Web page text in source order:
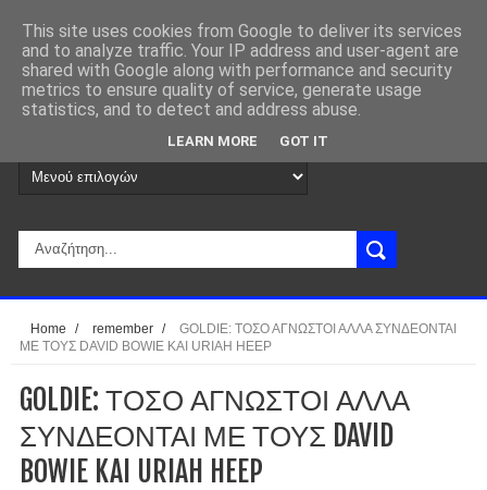
Home / remember /
GOLDIE: ΤΟΣΟ ΑΓΝΩΣΤΟΙ ΑΛΛΑ ΣΥΝΔΕΟΝΤΑΙ
ΜΕ ΤΟΥΣ DAVID BOWIE KAI URIAH HEEP
GOLDIE: ΤΟΣΟ ΑΓΝΩΣΤΟΙ ΑΛΛΑ
ΣΥΝΔΕΟΝΤΑΙ ΜΕ ΤΟΥΣ DAVID
BOWIE KAI URIAH HEEP
This site uses cookies from Google to deliver its services
and to analyze traffic. Your IP address and user-agent are
shared with Google along with performance and security
metrics to ensure quality of service, generate usage
statistics, and to detect and address abuse.
LEARN MORE GOT IT